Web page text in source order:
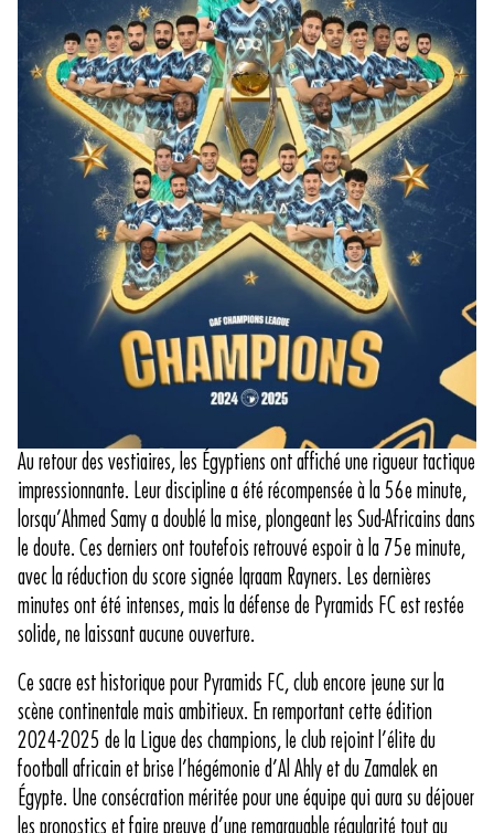
Au retour des vestiaires, les Égyptiens ont affiché une rigueur tactique
impressionnante. Leur discipline a été récompensée à la 56e minute,
lorsqu’Ahmed Samy a doublé la mise, plongeant les Sud-Africains dans
le doute. Ces derniers ont toutefois retrouvé espoir à la 75e minute,
avec la réduction du score signée Iqraam Rayners. Les dernières
minutes ont été intenses, mais la défense de Pyramids FC est restée
solide, ne laissant aucune ouverture.
Ce sacre est historique pour Pyramids FC, club encore jeune sur la
scène continentale mais ambitieux. En remportant cette édition
2024-2025 de la Ligue des champions, le club rejoint l’élite du
football africain et brise l’hégémonie d’Al Ahly et du Zamalek en
Égypte. Une consécration méritée pour une équipe qui aura su déjouer
les pronostics et faire preuve d’une remarquable régularité tout au